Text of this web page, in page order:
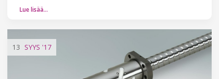
Lue lisää…
13 SYYS '17